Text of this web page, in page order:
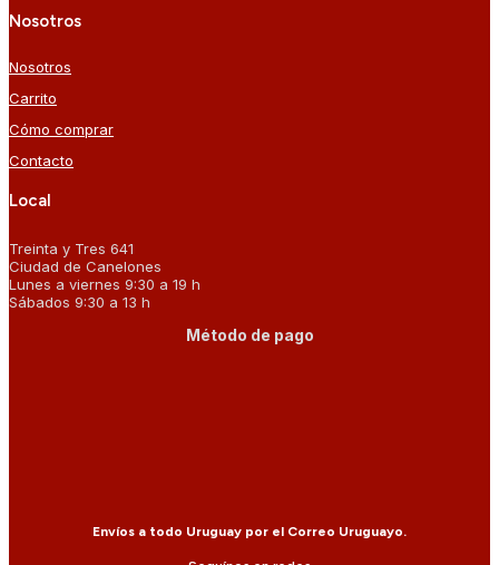
Nosotros
Nosotros
Carrito
Cómo comprar
Contacto
Local
Treinta y Tres 641
Ciudad de Canelones
Lunes a viernes 9:30 a 19 h
Sábados 9:30 a 13 h
Método de pago
Envíos a todo Uruguay por el Correo Uruguayo.